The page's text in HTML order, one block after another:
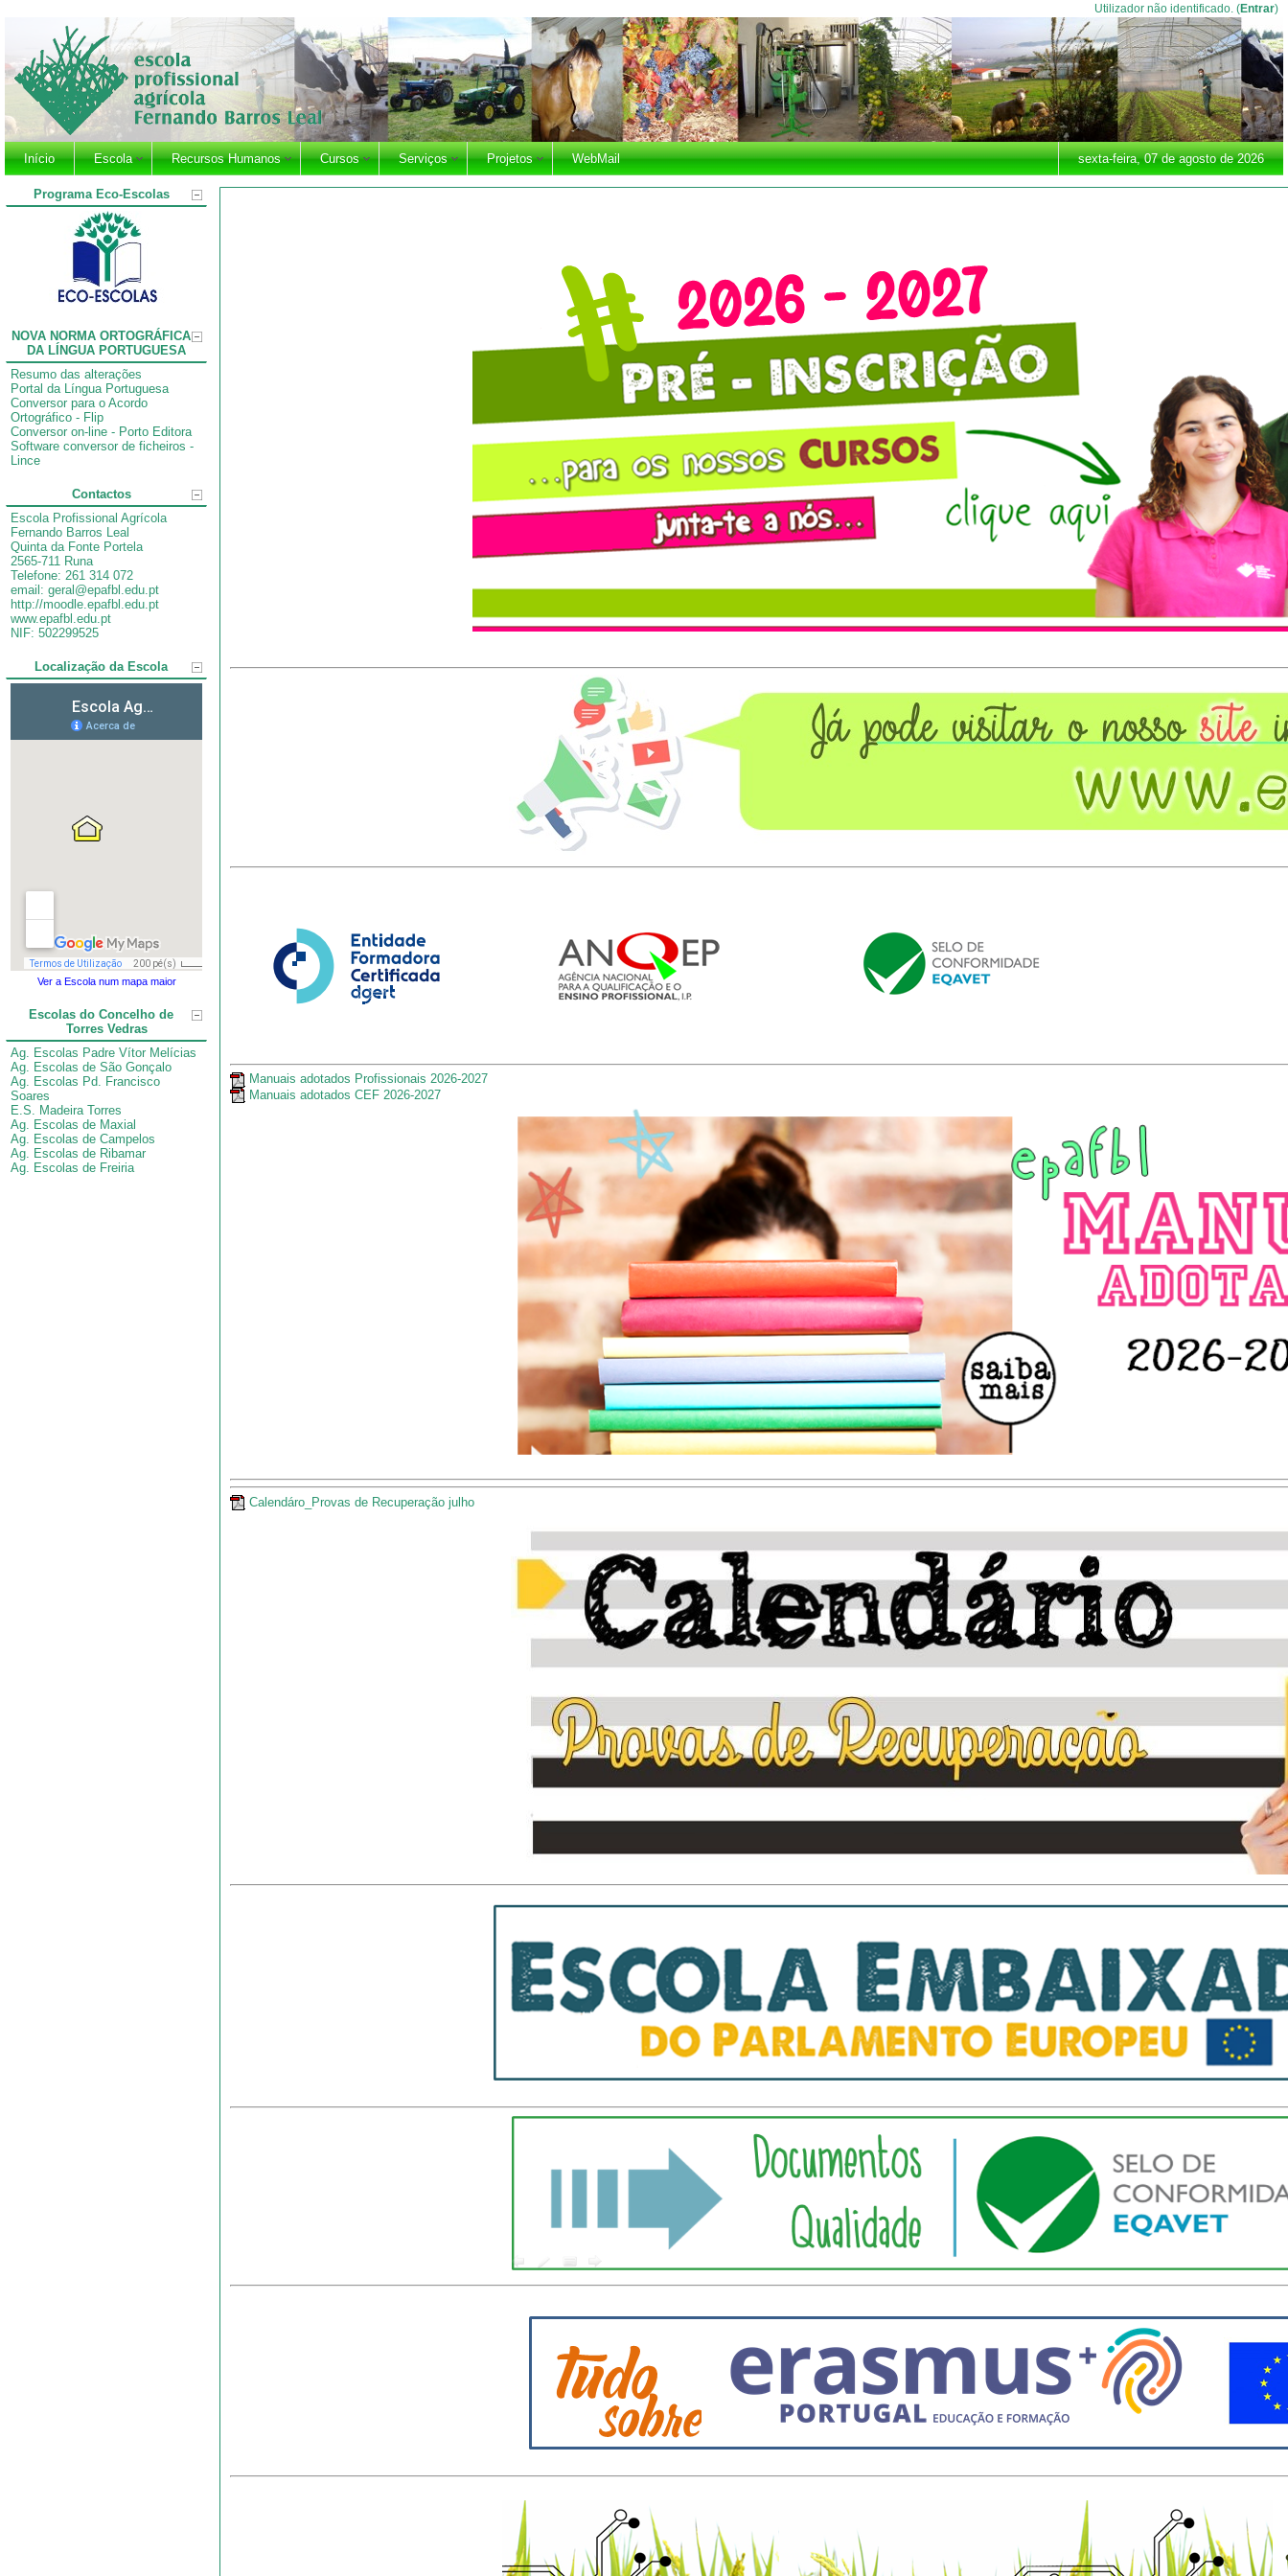
Utilizador não identificado. (Entrar)
Início Escola Recursos Humanos Cursos Serviços Projetos WebMail sexta-feira, 07 de agosto de 2026
Programa Eco-Escolas
NOVA NORMA ORTOGRÁFICA
DA LÍNGUA PORTUGUESA
Resumo das alterações
Portal da Língua Portuguesa
Conversor para o Acordo
Ortográfico - Flip
Conversor on-line - Porto Editora
Software conversor de ficheiros -
Lince
Contactos
Escola Profissional Agrícola
Fernando Barros Leal
Quinta da Fonte Portela
2565-711 Runa
Telefone: 261 314 072
email: geral@epafbl.edu.pt
http://moodle.epafbl.edu.pt
www.epafbl.edu.pt
NIF: 502299525
Localização da Escola
Ver a Escola num mapa maior
Escolas do Concelho de
Torres Vedras
Ag. Escolas Padre Vítor Melícias
Ag. Escolas de São Gonçalo
Ag. Escolas Pd. Francisco
Soares
E.S. Madeira Torres
Ag. Escolas de Maxial
Ag. Escolas de Campelos
Ag. Escolas de Ribamar
Ag. Escolas de Freiria
Manuais adotados Profissionais 2026-2027
Manuais adotados CEF 2026-2027
Calendáro_Provas de Recuperação julho